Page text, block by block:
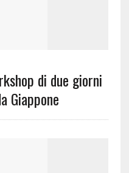
di due giorni
Giappone